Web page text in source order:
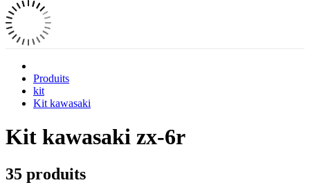
Produits
kit
Kit kawasaki
Kit kawasaki zx-6r
35 produits